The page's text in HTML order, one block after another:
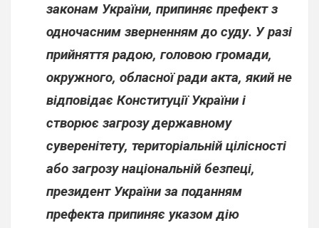
законам України, припиняє префект з
одночасним зверненням до суду. У разі
прийняття радою, головою громади,
окружного, обласної ради акта, який не
відповідає Конституції України і
створює загрозу державному
суверенітету, територіальній цілісності
або загрозу національній безпеці,
президент України за поданням
префекта припиняє указом дію